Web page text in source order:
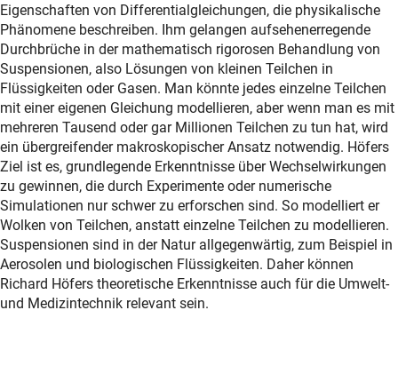
Eigenschaften von Differentialgleichungen, die physikalische
Phänomene beschreiben. Ihm gelangen aufsehenerregende
Durchbrüche in der mathematisch rigorosen Behandlung von
Suspensionen, also Lösungen von kleinen Teilchen in
Flüssigkeiten oder Gasen. Man könnte jedes einzelne Teilchen
mit einer eigenen Gleichung modellieren, aber wenn man es mit
mehreren Tausend oder gar Millionen Teilchen zu tun hat, wird
ein übergreifender makroskopischer Ansatz notwendig. Höfers
Ziel ist es, grundlegende Erkenntnisse über Wechselwirkungen
zu gewinnen, die durch Experimente oder numerische
Simulationen nur schwer zu erforschen sind. So modelliert er
Wolken von Teilchen, anstatt einzelne Teilchen zu modellieren.
Suspensionen sind in der Natur allgegenwärtig, zum Beispiel in
Aerosolen und biologischen Flüssigkeiten. Daher können
Richard Höfers theoretische Erkenntnisse auch für die Umwelt-
und Medizintechnik relevant sein.